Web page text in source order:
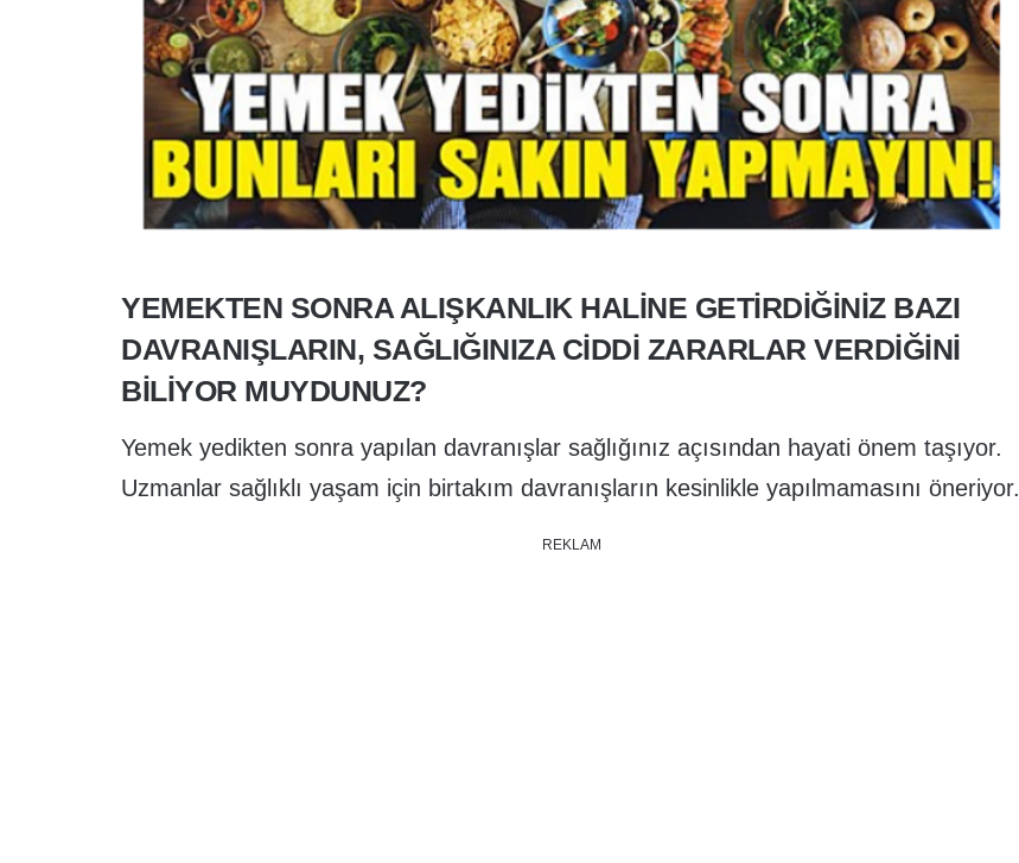
YEMEKTEN SONRA ALIŞKANLIK HALINE GETIRDIĞINIZ BAZI
DAVRANIŞLARIN, SAĞLIĞINIZA CIDDI ZARARLAR VERDIĞINI
BILIYOR MUYDUNUZ?
Yemek yedikten sonra yapılan davranışlar sağlığınız açısından hayati önem taşıyor.
Uzmanlar sağlıklı yaşam için birtakım davranışların kesinlikle yapılmamasını öneriyor.
REKLAM